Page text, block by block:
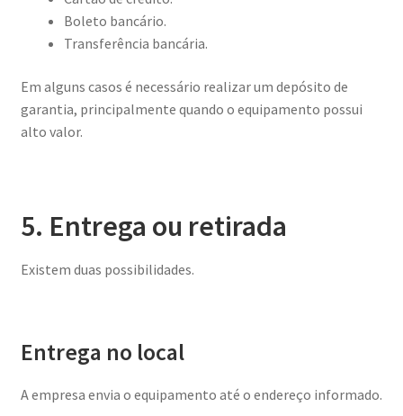
Boleto bancário.
Transferência bancária.
Em alguns casos é necessário realizar um depósito de
garantia, principalmente quando o equipamento possui
alto valor.
5. Entrega ou retirada
Existem duas possibilidades.
Entrega no local
A empresa envia o equipamento até o endereço informado.